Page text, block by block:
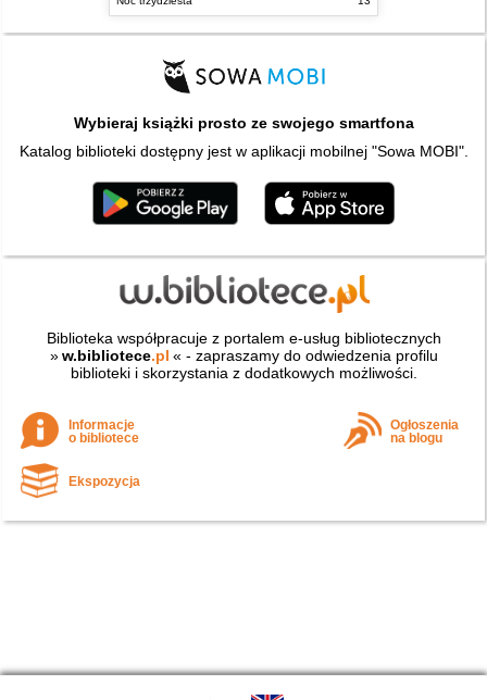
Wybieraj książki prosto ze swojego smartfona
Katalog biblioteki dostępny jest w aplikacji mobilnej "Sowa MOBI".
Biblioteka współpracuje z portalem e-usług bibliotecznych
» w.bibliotece.pl « - zapraszamy do odwiedzenia profilu
biblioteki i skorzystania z dodatkowych możliwości.
Informacje
o bibliotece
Ogłoszenia
na blogu
Ekspozycja